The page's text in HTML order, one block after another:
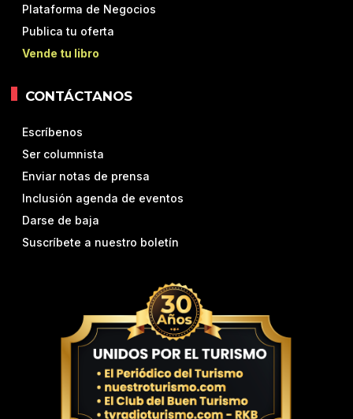
Plataforma de Negocios
Publica tu oferta
Vende tu libro
CONTÁCTANOS
Escríbenos
Ser columnista
Enviar notas de prensa
Inclusión agenda de eventos
Darse de baja
Suscríbete a nuestro boletín